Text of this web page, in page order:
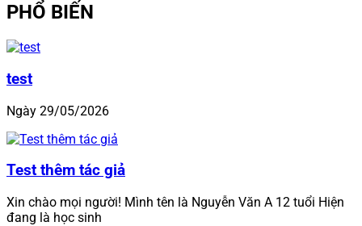
PHỔ BIẾN
test
Ngày 29/05/2026
Test thêm tác giả
Xin chào mọi người! Mình tên là Nguyễn Văn A 12 tuổi Hiện
đang là học sinh